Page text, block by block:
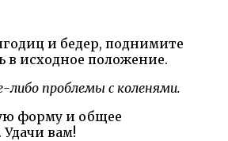
и бедер, поднимите
в исходное положение.
либо проблемы с коленями.
форму и общее
вам!